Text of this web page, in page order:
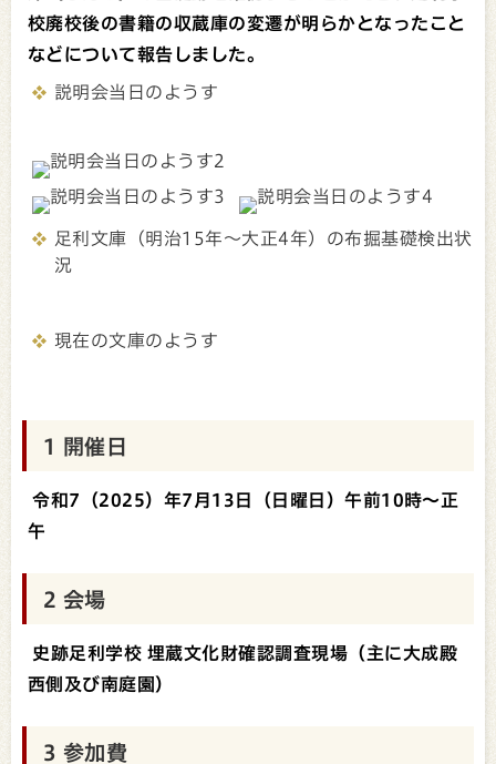
校廃校後の書籍の収蔵庫の変遷が明らかとなったこと
などについて報告しました。
説明会当日のようす
足利文庫（明治15年～大正4年）の布掘基礎検出状
況
現在の文庫のようす
1 開催日
令和7（2025）年7月13日（日曜日）午前10時～正
午
2 会場
史跡足利学校 埋蔵文化財確認調査現場（主に大成殿
西側及び南庭園）
3 参加費